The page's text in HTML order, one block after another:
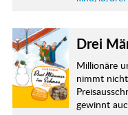
Drei
Millionäre
nimmt
gewinnt